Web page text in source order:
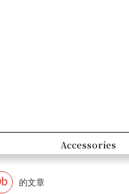
Accessories
的文章